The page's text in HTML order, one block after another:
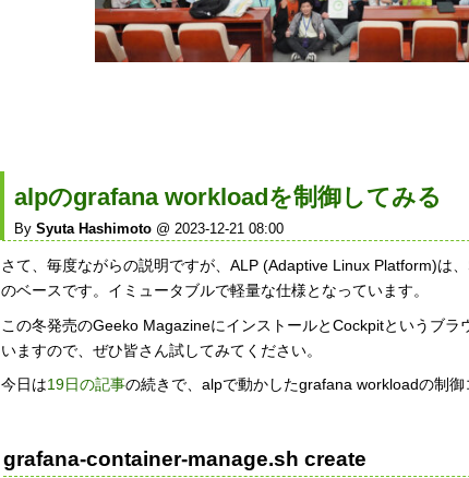
alpのgrafana workloadを制御してみる
By Syuta Hashimoto@ 2023-12-21 08:00
さて、毎度ながらの説明ですが、ALP (Adaptive Linux Platform)は
のベースです。イミュータブルで軽量な仕様となっています。
この冬発売のGeeko MagazineにインストールとCockpitというブ
いますので、ぜひ皆さん試してみてください。
今日は19日の記事の続きで、alpで動かしたgrafana workloadの制御
grafana-container-manage.sh create